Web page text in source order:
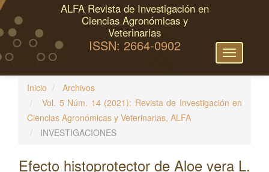
r
c
a
ALFA Revista de Investigación en
Ciencias Agronómicas y
Veterinarias
ISSN: 2664-0902
Toggle
Inicio
Archivos
Vol. 5 Núm. 14 (2021): Revista de Investigación en
Ciencias Agronómicas y Veterinarias, ALFA
INVESTIGACIONES
Efecto histoprotector de Aloe vera L.